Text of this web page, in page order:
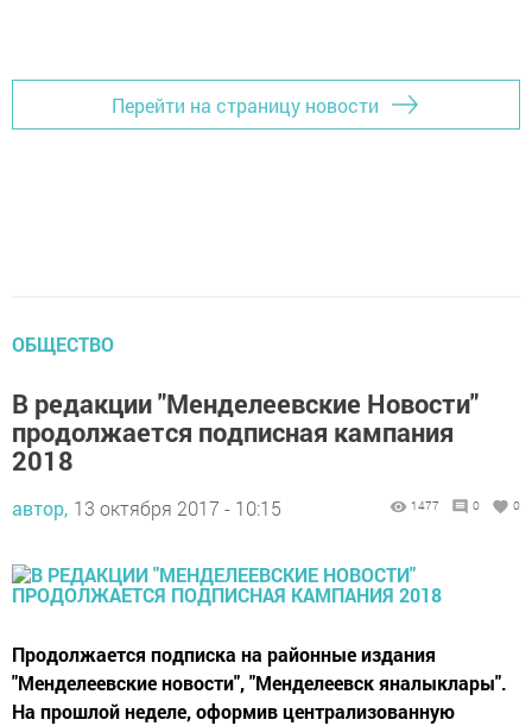
Перейти на страницу новости
ОБЩЕСТВО
В редакции "Менделеевские Новости"
продолжается подписная кампания
2018
автор, 13 октября 2017 - 10:15 1477 0 0
Продолжается подписка на районные издания
"Менделеевские новости", "Менделеевск яналыклары".
На прошлой неделе, оформив централизованную